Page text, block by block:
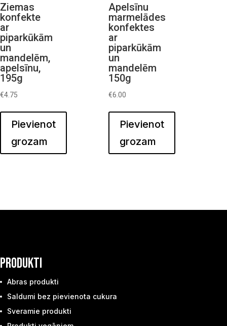
Ziemas
konfekte
ar
piparkūkām
un
mandelēm,
apelsīnu,
195g
€4.75
Pievienot
grozam
Apelsīnu
marmelādes
konfektes
ar
piparkūkām
un
mandelēm
150g
€6.00
Pievienot
grozam
PRODUKTI
Abras produkti
Saldumi bez pievienota cukura
Sveramie produkti